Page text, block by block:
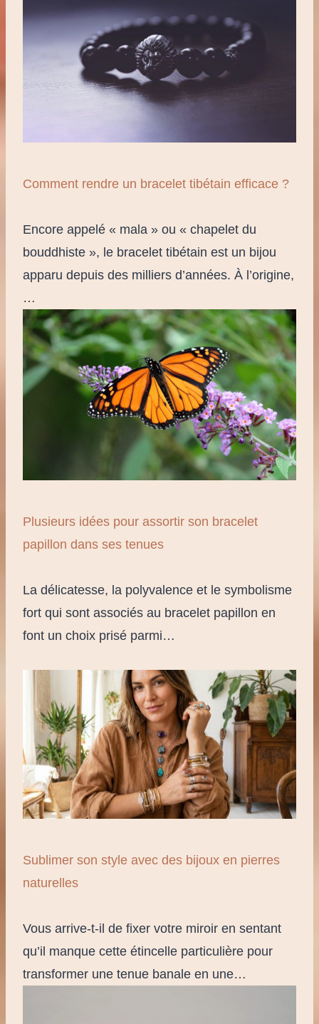
Comment rendre un bracelet tibétain efficace ?
Encore appelé « mala » ou « chapelet du
bouddhiste », le bracelet tibétain est un bijou
apparu depuis des milliers d’années. À l’origine,
…
Plusieurs idées pour assortir son bracelet
papillon dans ses tenues
La délicatesse, la polyvalence et le symbolisme
fort qui sont associés au bracelet papillon en
font un choix prisé parmi…
Sublimer son style avec des bijoux en pierres
naturelles
Vous arrive-t-il de fixer votre miroir en sentant
qu’il manque cette étincelle particulière pour
transformer une tenue banale en une…